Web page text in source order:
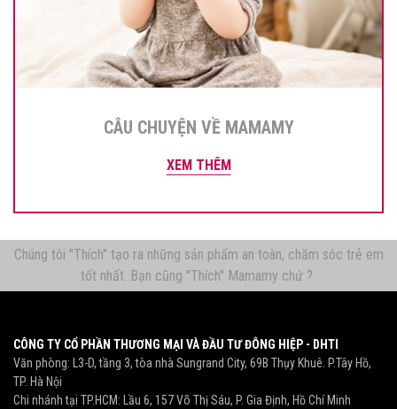
CÂU CHUYỆN VỀ MAMAMY
XEM THÊM
Chúng tôi "Thích" tạo ra những sản phẩm an toàn, chăm sóc trẻ em
tốt nhất. Bạn cũng "Thích" Mamamy chứ ?
CÔNG TY CỔ PHẦN THƯƠNG MẠI VÀ ĐẦU TƯ ĐÔNG HIỆP - DHTI
Văn phòng: L3-D, tầng 3, tòa nhà Sungrand City, 69B Thụy Khuê. P.Tây Hồ,
TP. Hà Nội
Chi nhánh tại TP.HCM: Lầu 6, 157 Võ Thị Sáu, P. Gia Định, Hồ Chí Minh